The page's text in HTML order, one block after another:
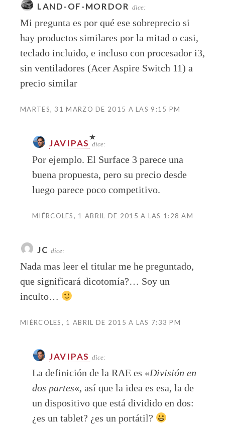
LAND-OF-MORDOR dice:
Mi pregunta es por qué ese sobreprecio si
hay productos similares por la mitad o casi,
teclado incluido, e incluso con procesador i3,
sin ventiladores (Acer Aspire Switch 11) a
precio similar
MARTES, 31 MARZO DE 2015 A LAS 9:15 PM
JAVIPAS dice:
Por ejemplo. El Surface 3 parece una
buena propuesta, pero su precio desde
luego parece poco competitivo.
MIÉRCOLES, 1 ABRIL DE 2015 A LAS 1:28 AM
JC dice:
Nada mas leer el titular me he preguntado,
que significará dicotomía?… Soy un
inculto…
MIÉRCOLES, 1 ABRIL DE 2015 A LAS 7:33 PM
JAVIPAS dice:
La definición de la RAE es «División en
dos partes«, así que la idea es esa, la de
un dispositivo que está dividido en dos:
¿es un tablet? ¿es un portátil?